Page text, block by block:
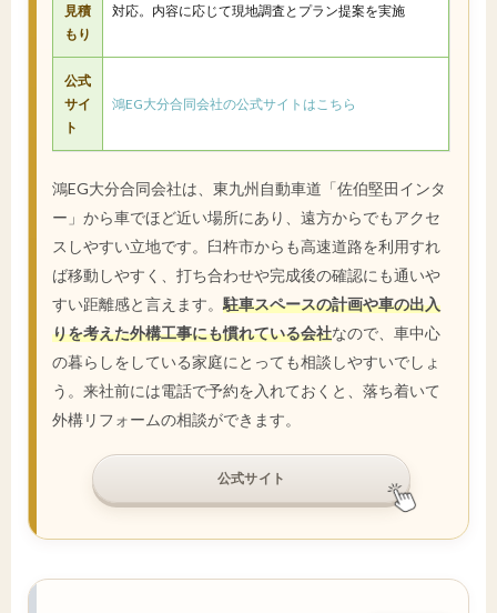
見積
もり
対応。内容に応じて現地調査とプラン提案を実施
公式
サイ
ト
鴻EG大分合同会社の公式サイトはこちら
鴻EG大分合同会社は、東九州自動車道「佐伯堅田インタ
ー」から車でほど近い場所にあり、遠方からでもアクセ
スしやすい立地です。臼杵市からも高速道路を利用すれ
ば移動しやすく、打ち合わせや完成後の確認にも通いや
すい距離感と言えます。 駐車スペースの計画や車の出入
りを考えた外構工事にも慣れている会社なので、車中心
の暮らしをしている家庭にとっても相談しやすいでしょ
う。来社前には電話で予約を入れておくと、落ち着いて
外構リフォームの相談ができます。
公式サイト